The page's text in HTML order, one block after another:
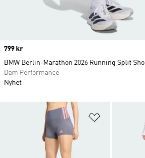
Lägg till på
Price
799 kr
BMW Berlin-Marathon 2026 Running Split
Dam Performance
Nyhet